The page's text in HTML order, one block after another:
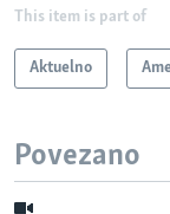
This item is part of
Aktuelno
Povezano